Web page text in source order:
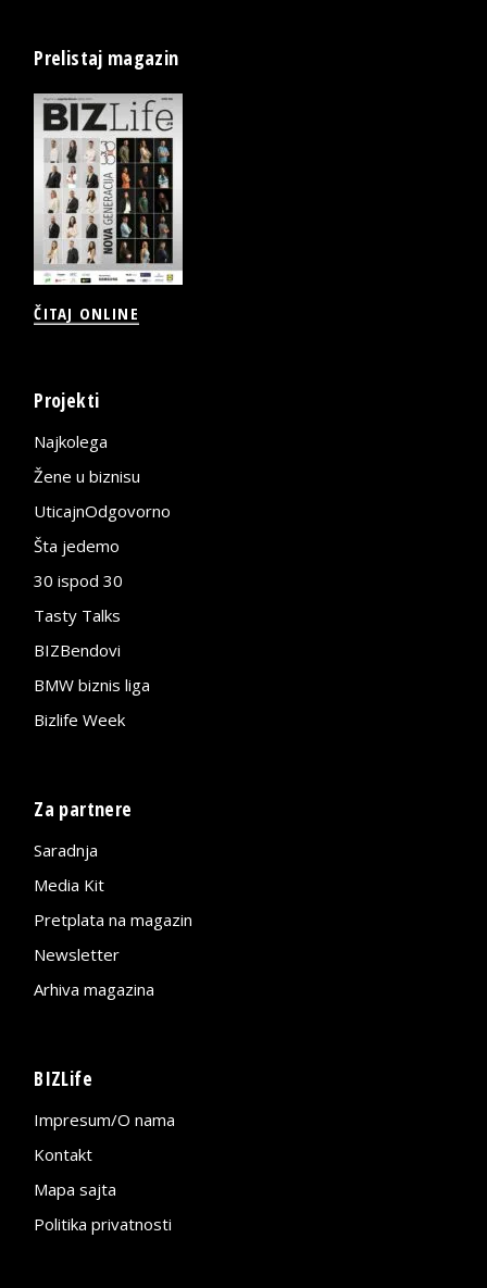
Prelistaj magazin
ČITAJ ONLINE
Projekti
Najkolega
Žene u biznisu
UticajnOdgovorno
Šta jedemo
30 ispod 30
Tasty Talks
BIZBendovi
BMW biznis liga
Bizlife Week
Za partnere
Saradnja
Media Kit
Pretplata na magazin
Newsletter
Arhiva magazina
BIZLife
Impresum/O nama
Kontakt
Mapa sajta
Politika privatnosti